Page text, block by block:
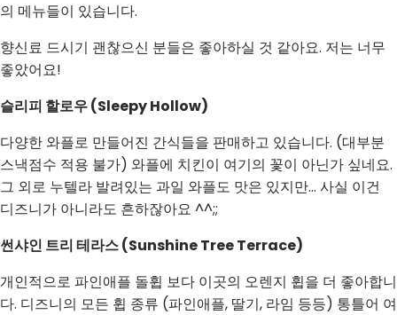
의 메뉴들이 있습니다.
향신료 드시기 괜찮으신 분들은 좋아하실 것 같아요. 저는 너무
좋았어요!
슬리피 할로우 (Sleepy Hollow)
다양한 와플로 만들어진 간식들을 판매하고 있습니다. (대부분
스낵점수 적용 불가) 와플에 치킨이 여기의 꽃이 아닌가 싶네요.
그 외로 누텔라 발려있는 과일 와플도 맛은 있지만... 사실 이건
디즈니가 아니라도 흔하잖아요 ^^;;
썬샤인 트리 테라스 (Sunshine Tree Terrace)
개인적으로 파인애플 돌휩 보다 이곳의 오렌지 휩을 더 좋아합니
다. 디즈니의 모든 휩 종류 (파인애플, 딸기, 라임 등등) 통틀어 여